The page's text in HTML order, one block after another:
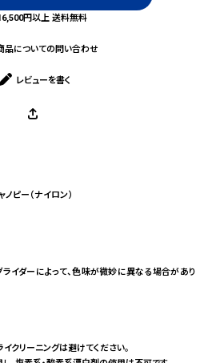
円以上 送料無料
品についての問い合わせ
レビューを書く
ピー（ナイロン）
イダーによって、色味が微妙に異なる場合があり
イクリーニングは避けてください。